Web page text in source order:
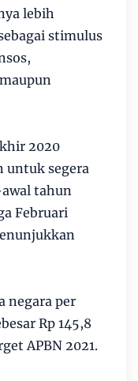
lebih
stimulus
2020
untuk segera
tahun
Februari
negara per
Rp 145,8
APBN 2021.